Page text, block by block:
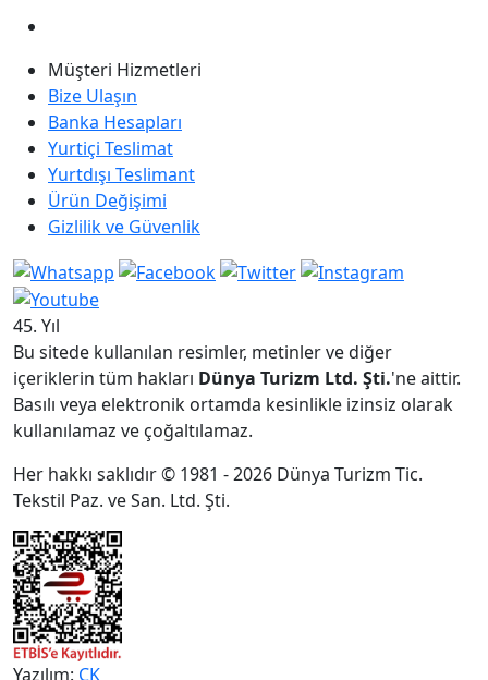
Müşteri Hizmetleri
Bize Ulaşın
Banka Hesapları
Yurtiçi Teslimat
Yurtdışı Teslimant
Ürün Değişimi
Gizlilik ve Güvenlik
45. Yıl
Bu sitede kullanılan resimler, metinler ve diğer
içeriklerin tüm hakları Dünya Turizm Ltd. Şti.'ne aittir.
Basılı veya elektronik ortamda kesinlikle izinsiz olarak
kullanılamaz ve çoğaltılamaz.
Her hakkı saklıdır © 1981 - 2026 Dünya Turizm Tic.
Tekstil Paz. ve San. Ltd. Şti.
Yazılım: CK